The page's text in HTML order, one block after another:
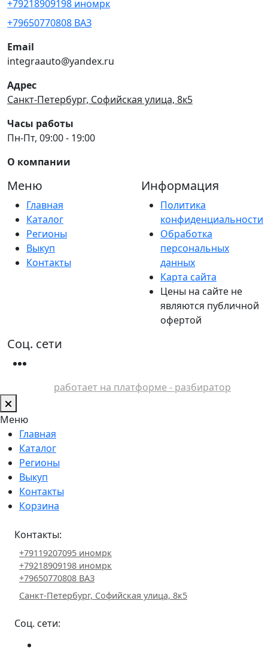
+79218909198 иномрк
+79650770808 ВАЗ
Email
integraauto@yandex.ru
Адрес
Санкт-Петербург, Софийская улица, 8к5
Часы работы
Пн-Пт, 09:00 - 19:00
О компании
Меню
Главная
Каталог
Регионы
Выкуп
Контакты
Информация
Политика
конфиденциальности
Обработка
персональных
данных
Карта сайта
Цены на сайте не
являются публичной
офертой
Соц. сети
работает на платформе - разбиратор
Меню
Главная
Каталог
Регионы
Выкуп
Контакты
Корзина
Контакты:
+79119207095 иномрк
+79218909198 иномрк
+79650770808 ВАЗ
Санкт-Петербург, Софийская улица, 8к5
Соц. сети: